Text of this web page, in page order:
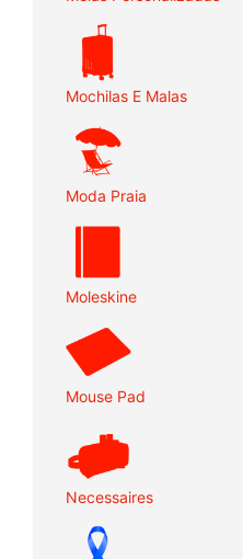
Mochilas E Malas
Moda Praia
Moleskine
Mouse Pad
Necessaires